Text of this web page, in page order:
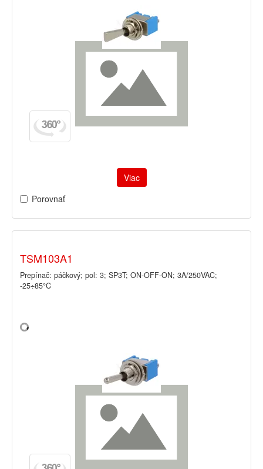
Viac
Porovnať
TSM103A1
Prepínač: páčkový; pol: 3; SP3T; ON-OFF-ON; 3A/250VAC;
-25÷85°C